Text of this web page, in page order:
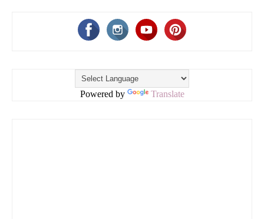
Powered by Translate